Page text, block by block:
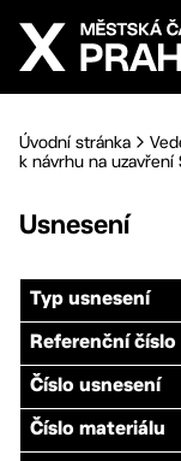
Přejít na hlavní
Úvodní stránka
k návrhu na uzavření
Usnesení
Typ usnesení
Referenční číslo
Číslo usnesení
Číslo materiálu